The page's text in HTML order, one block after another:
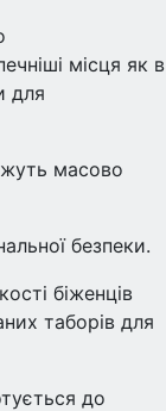
місця як в
для
масово
безпеки.
біженців
таборів для
до